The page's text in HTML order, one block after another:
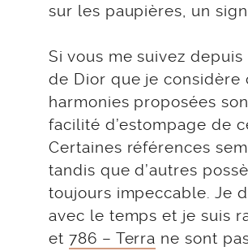
sur les paupières, un
Si vous me suivez
de Dior que je
harmonies proposées
facilité d’estompage de
Certaines références
tandis que d’autres
toujours impeccable. Je
avec le temps et je suis
et 786 – Terra ne sont